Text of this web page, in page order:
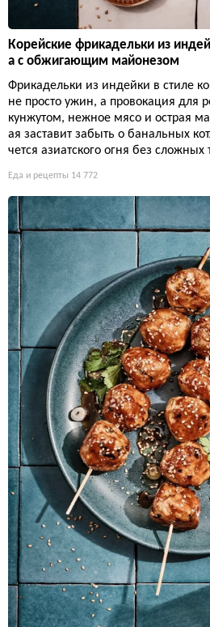
Корейские фрикадельки из
а с обжигающим майонезом
Фрикадельки из индейки в стиле
не просто ужин, а провокация для
кунжутом, нежное мясо и острая
ая заставит забыть о банальных
чется азиатского огня без сложных
Еда и рецепты 14 772